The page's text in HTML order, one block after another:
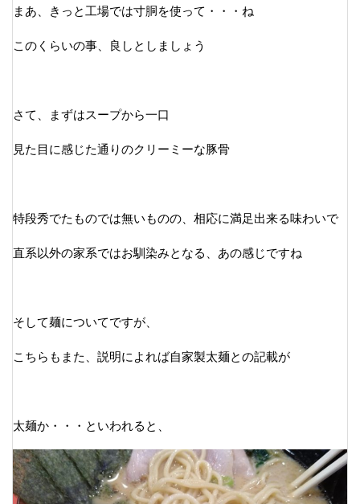
まあ、きっと工場では寸胴を使って・・・ね
このくらいの事、良しとしましょう
さて、まずはスープから一口
見た目に感じた通りのクリーミーな豚骨
特段秀でたものでは無いものの、相応に満足出来る味わいで
直系以外の家系ではお馴染みとなる、あの感じですね
そして麺についてですが、
こちらもまた、説明によれば自家製太麺との記載が
太麺か・・・といわれると、